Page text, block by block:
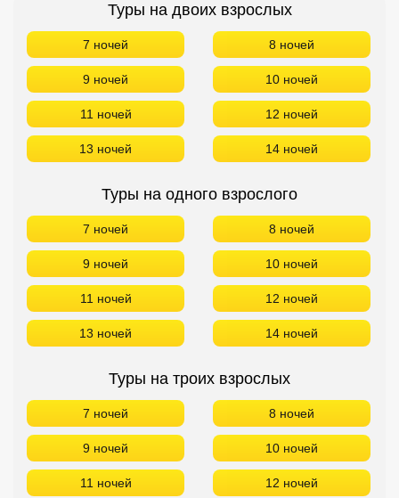
Туры на двоих взрослых
7 ночей 8 ночей
9 ночей 10 ночей
11 ночей 12 ночей
13 ночей 14 ночей
Туры на одного взрослого
7 ночей 8 ночей
9 ночей 10 ночей
11 ночей 12 ночей
13 ночей 14 ночей
Туры на троих взрослых
7 ночей 8 ночей
9 ночей 10 ночей
11 ночей 12 ночей
Сетевые отели Маврикия